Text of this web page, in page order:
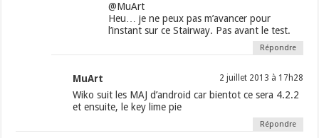
@MuArt
Heu… je ne peux pas m’avancer pour
l’instant sur ce Stairway. Pas avant le test.
Répondre
MuArt 2 juillet 2013 à 17h28
Wiko suit les MAJ d’android car bientot ce sera 4.2.2
et ensuite, le key lime pie
Répondre